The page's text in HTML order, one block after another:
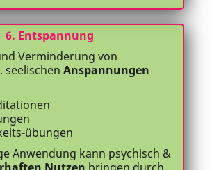
6. Entspannung
Verminderung von
seelischen Anspannungen
übungen
Anwendung kann psychisch &